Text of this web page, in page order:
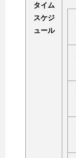
タイム
スケジ
ュール